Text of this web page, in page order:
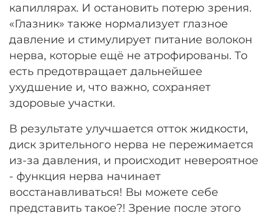
капиллярах. И остановить потерю зрения.
«Глазник» также нормализует глазное
давление и стимулирует питание волокон
нерва, которые ещё не атрофированы. То
есть предотвращает дальнейшее
ухудшение и, что важно, сохраняет
здоровые участки.
В результате улучшается отток жидкости,
диск зрительного нерва не пережимается
из-за давления, и происходит невероятное
- функция нерва начинает
восстанавливаться! Вы можете себе
представить такое?! Зрение после этого